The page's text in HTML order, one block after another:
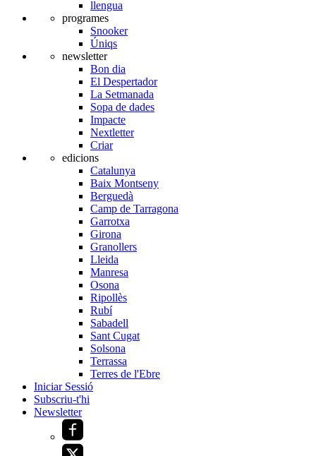
llengua
programes
Snooker
Úniqs
newsletter
Bon dia
El Despertador
La Setmanada
Sopa de dades
Impacte
Nextletter
Criar
edicions
Catalunya
Baix Montseny
Berguedà
Camp de Tarragona
Garrotxa
Girona
Granollers
Lleida
Manresa
Osona
Ripollès
Rubí
Sabadell
Sant Cugat
Solsona
Terrassa
Terres de l'Ebre
Iniciar Sessió
Subscriu-t'hi
Newsletter